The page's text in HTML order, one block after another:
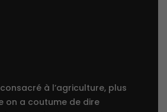
à l’agriculture, plus
on a coutume de dire